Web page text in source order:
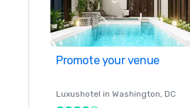
Promote your venue
Luxushotel in Washington, DC